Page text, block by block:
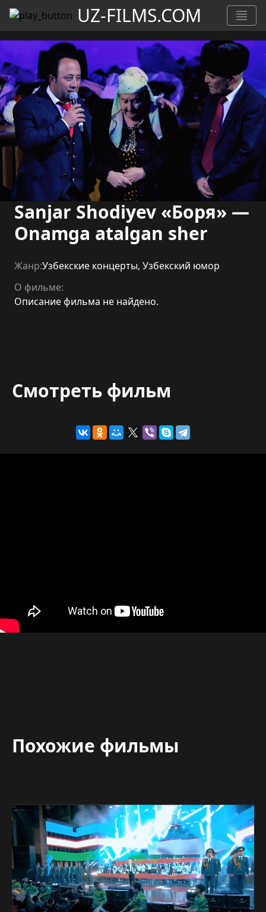
UZ-FILMS.COM
Sanjar Shodiyev «Боря» —
Onamga atalgan sher
Жанр:Узбекские концерты, Узбекский юмор
О фильме:
Описание фильма не найдено.
Смотреть фильм
Похожие фильмы